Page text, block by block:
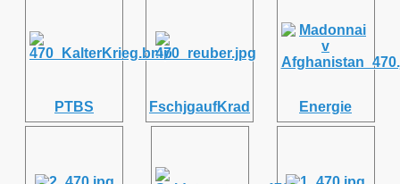
PTBS FschjgaufKrad Energie